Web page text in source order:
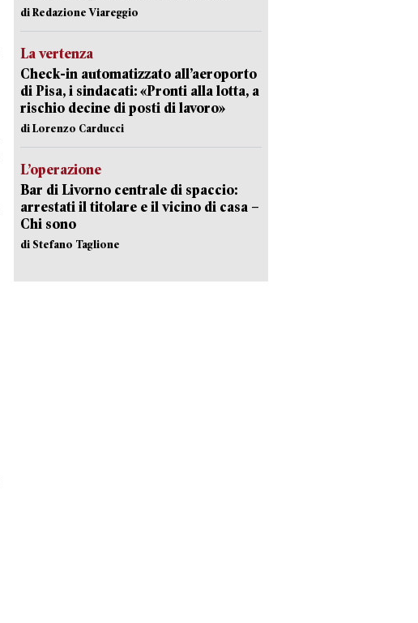
di Redazione Viareggio
La vertenza
Check-in automatizzato all’aeroporto
di Pisa, i sindacati: «Pronti alla lotta, a
rischio decine di posti di lavoro»
di Lorenzo Carducci
L’operazione
Bar di Livorno centrale di spaccio:
arrestati il titolare e il vicino di casa –
Chi sono
di Stefano Taglione